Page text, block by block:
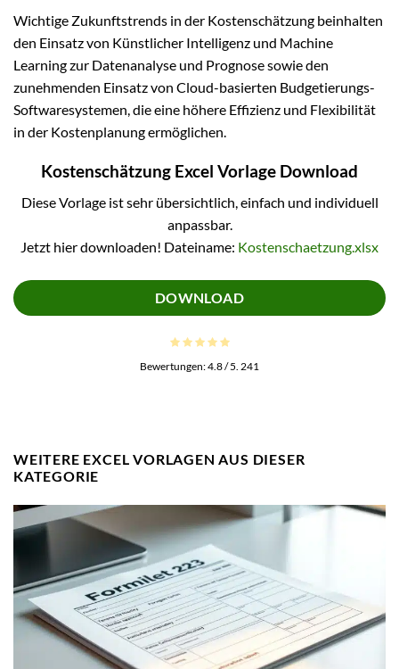
Wichtige Zukunftstrends in der Kostenschätzung beinhalten
den Einsatz von Künstlicher Intelligenz und Machine
Learning zur Datenanalyse und Prognose sowie den
zunehmenden Einsatz von Cloud-basierten Budgetierungs-
Softwaresystemen, die eine höhere Effizienz und Flexibilität
in der Kostenplanung ermöglichen.
Kostenschätzung Excel Vorlage Download
Diese Vorlage ist sehr übersichtlich, einfach und individuell
anpassbar.
Jetzt hier downloaden! Dateiname: Kostenschaetzung.xlsx
DOWNLOAD
Bewertungen:4.8/ 5. 241
WEITERE EXCEL VORLAGEN AUS DIESER
KATEGORIE